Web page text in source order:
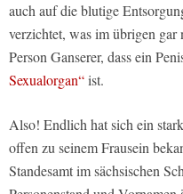
auch auf die blutige
verzichtet, was im übrigen
Person Ganserer, dass ein
Sexualorgan“ist.
Also! Endlich hat sich ein
offen zu seinem Frausein
Standesamt im sächsischen